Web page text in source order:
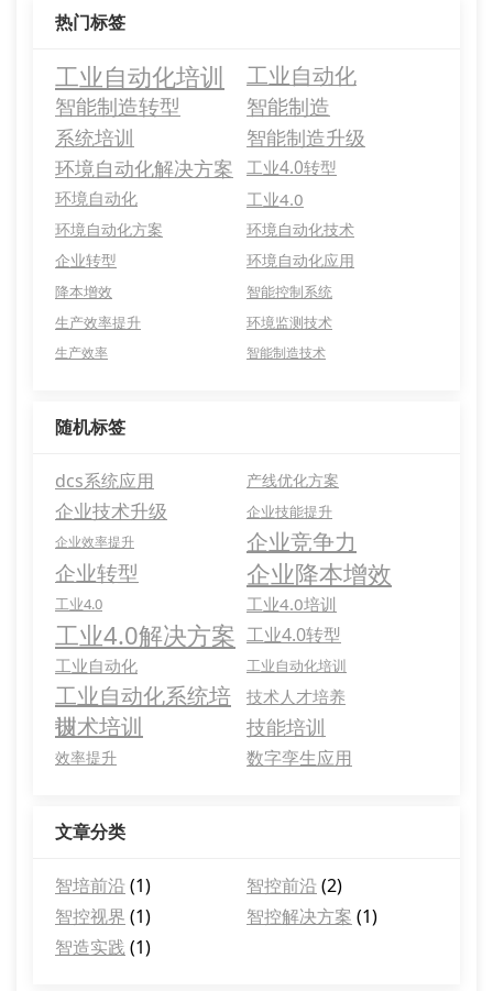
热门标签
工业自动化培训
工业自动化
智能制造转型
智能制造
系统培训 智能制造升级
环境自动化解决方案
工业4.0转型
环境自动化
工业4.0
环境自动化方案
环境自动化技术
企业转型
环境自动化应用
降本增效
智能控制系统
生产效率提升
环境监测技术
生产效率 智能制造技术
随机标签
dcs系统应用 产线优化方案
企业技术升级 企业技能提升
企业效率提升 企业竞争力
企业转型 企业降本增效
工业4.0 工业4.0培训
工业4.0解决方案 工业4.0转型
工业自动化 工业自动化培训
工业自动化系统培
训
技术人才培养
技术培训 技能培训
效率提升 数字孪生应用
文章分类
智培前沿 (1) 智控前沿 (2)
智控视界 (1) 智控解决方案 (1)
智造实践(1)